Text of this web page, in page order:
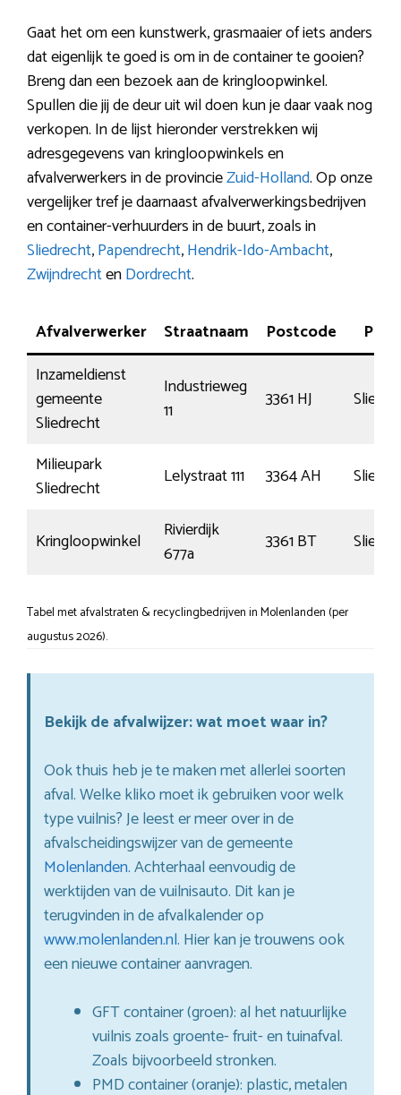
Gaat het om een kunstwerk, grasmaaier of iets anders
dat eigenlijk te goed is om in de container te gooien?
Breng dan een bezoek aan de kringloopwinkel.
Spullen die jij de deur uit wil doen kun je daar vaak nog
verkopen. In de lijst hieronder verstrekken wij
adresgegevens van kringloopwinkels en
afvalverwerkers in de provincieZuid-Holland. Op onze
vergelijker tref je daarnaast afvalverwerkingsbedrijven
en container-verhuurders in de buurt, zoals in
Sliedrecht,Papendrecht,Hendrik-Ido-Ambacht,
ZwijndrechtenDordrecht.
Afvalverwerker Straatnaam Postcode
Inzameldienst
gemeente
Sliedrecht
Industrieweg
11
3361 HJ
Milieupark
Sliedrecht
Lelystraat 111 3364 AH
Kringloopwinkel
Rivierdijk
677a
3361 BT
Tabel met afvalstraten & recyclingbedrijven in Molenlanden (per
augustus 2026).
Bekijk de afvalwijzer: wat moet waar in?
Ook thuis heb je te maken met allerlei soorten
afval. Welke kliko moet ik gebruiken voor welk
type vuilnis? Je leest er meer over in de
afvalscheidingswijzer van de gemeente
Molenlanden. Achterhaal eenvoudig de
werktijden van de vuilnisauto. Dit kan je
terugvinden in de afvalkalender op
www.molenlanden.nl. Hier kan je trouwens ook
een nieuwe container aanvragen.
GFT container (groen): al het natuurlijke
vuilnis zoals groente- fruit- en tuinafval.
Zoals bijvoorbeeld stronken.
PMD container (oranje): plastic, metalen